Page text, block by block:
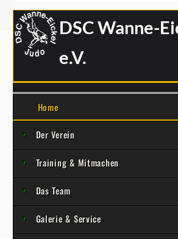
DSC Wanne-
e.V.
Home
Der Verein
Training & Mitmachen
Das Team
Galerie & Service